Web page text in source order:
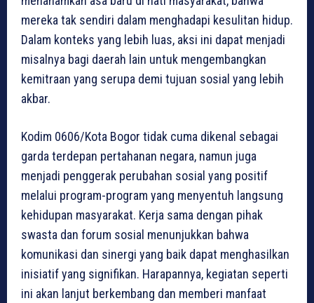
mereka tak sendiri dalam menghadapi kesulitan hidup.
Dalam konteks yang lebih luas, aksi ini dapat menjadi
misalnya bagi daerah lain untuk mengembangkan
kemitraan yang serupa demi tujuan sosial yang lebih
akbar.
Kodim 0606/Kota Bogor tidak cuma dikenal sebagai
garda terdepan pertahanan negara, namun juga
menjadi penggerak perubahan sosial yang positif
melalui program-program yang menyentuh langsung
kehidupan masyarakat. Kerja sama dengan pihak
swasta dan forum sosial menunjukkan bahwa
komunikasi dan sinergi yang baik dapat menghasilkan
inisiatif yang signifikan. Harapannya, kegiatan seperti
ini akan lanjut berkembang dan memberi manfaat